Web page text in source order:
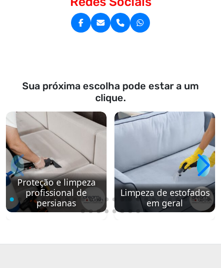
Sua próxima escolha pode estar a um
clique.
Proteção e limpeza
profissional de
persianas
Limpeza de estofados
em geral